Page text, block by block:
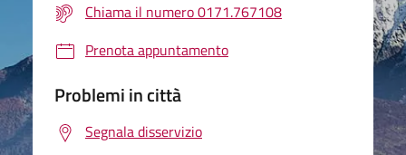
Chiama il numero 0171.767108
Prenota appuntamento
Problemi in città
Segnala disservizio